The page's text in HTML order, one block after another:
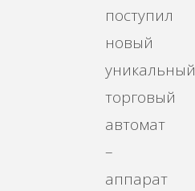
поступил
новый
уникальный
торговый
автомат
–
аппарат